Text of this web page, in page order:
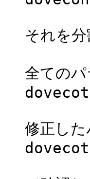
それを
全ての
修正し